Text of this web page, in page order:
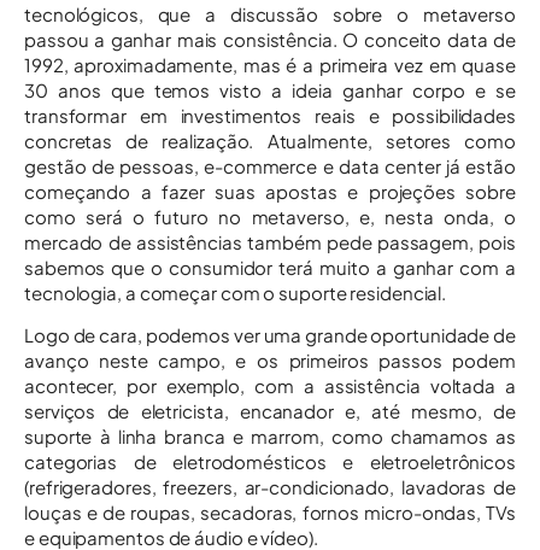
tecnológicos, que a discussão sobre o metaverso
passou a ganhar mais consistência. O conceito data de
1992, aproximadamente, mas é a primeira vez em quase
30 anos que temos visto a ideia ganhar corpo e se
transformar em investimentos reais e possibilidades
concretas de realização. Atualmente, setores como
gestão de pessoas, e-commerce e data center já estão
começando a fazer suas apostas e projeções sobre
como será o futuro no metaverso, e, nesta onda, o
mercado de assistências também pede passagem, pois
sabemos que o consumidor terá muito a ganhar com a
tecnologia, a começar com o suporte residencial.
Logo de cara, podemos ver uma grande oportunidade de
avanço neste campo, e os primeiros passos podem
acontecer, por exemplo, com a assistência voltada a
serviços de eletricista, encanador e, até mesmo, de
suporte à linha branca e marrom, como chamamos as
categorias de eletrodomésticos e eletroeletrônicos
(refrigeradores, freezers, ar-condicionado, lavadoras de
louças e de roupas, secadoras, fornos micro-ondas, TVs
e equipamentos de áudio e vídeo).